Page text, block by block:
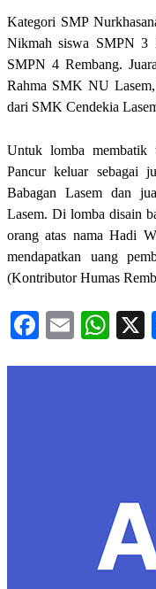
Kategori SMP
Nikmah siswa SMPN 3
SMPN 4 Rembang.
Rahma SMK NU
dari SMK Cendekia
Untuk lomba membatik
Pancur keluar sebagai
Babagan Lasem dan
Lasem. Di lomba disain
orang atas nama Hadi
mendapatkan uang
(Kontributor Humas
Facebook
Email